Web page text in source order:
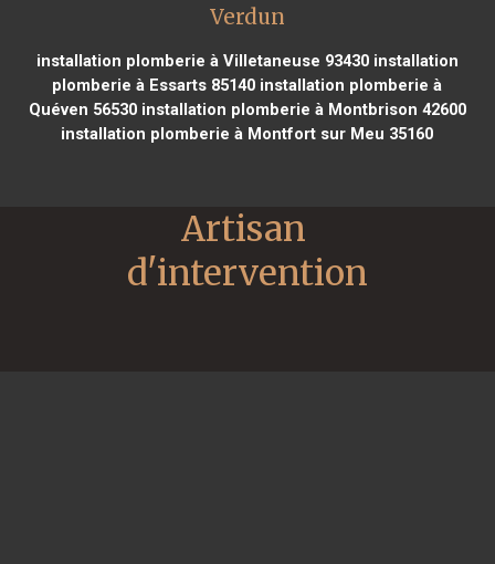
Verdun
installation plomberie à Villetaneuse 93430installation
plomberie à Essarts 85140 installation plomberie à
Quéven 56530installation plomberie à Montbrison 42600
installation plomberie à Montfort sur Meu 35160
Artisan
d'intervention